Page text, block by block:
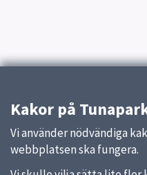
Kakor på
Vi använder nödvändiga
webbplatsen ska fungera.